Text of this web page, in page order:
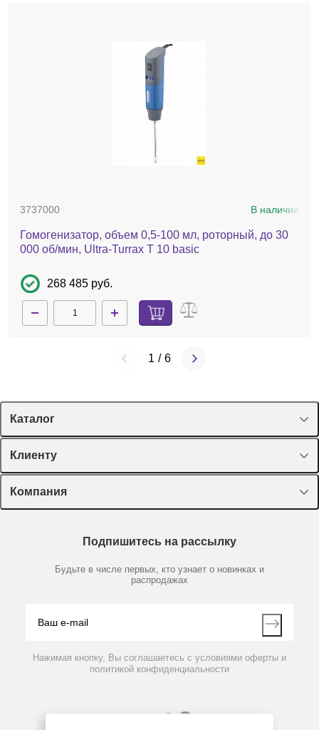
3737000 В наличии
Гомогенизатор, объем 0,5-100 мл, роторный, до 30
000 об/мин, Ultra-Turrax T 10 basic
268 485 руб.
1 / 6
Каталог
Спецпредложения
Оборудование, приборы
Пластик, стекло, принадлежности
Химические реактивы, препараты, наборы
Производители
Клиенту
Лекторий Диаэм
Доставка и оплата
Мобильное приложение
Компания
Партнеры
Контакты
Подпишитесь на рассылку
Будьте в числе первых, кто узнает о новинках и
распродажах
Нажимая кнопку, Вы соглашаетесь с условиями оферты и
политикой конфиденциальности